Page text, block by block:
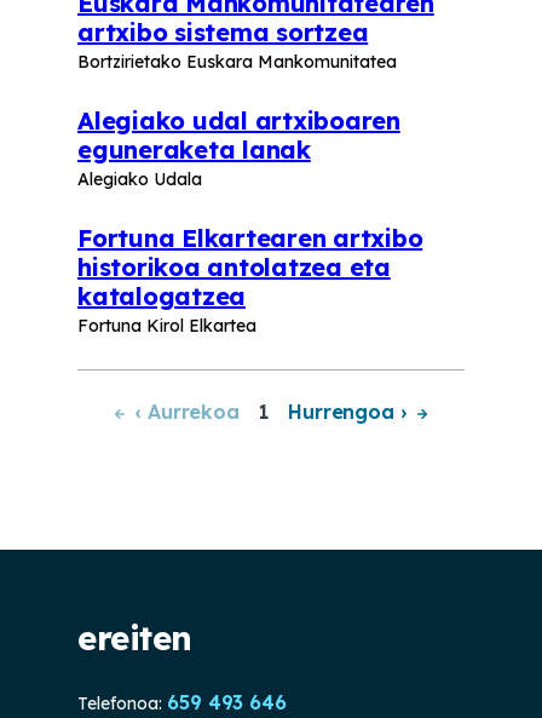
artxibo sistema sortzea
Bortzirietako Euskara Mankomunitatea
Alegiako udal artxiboaren
eguneraketa lanak
Alegiako Udala
Fortuna Elkartearen artxibo
historikoa antolatzea eta
katalogatzea
Fortuna Kirol Elkartea
‹ Aurrekoa 1 Hurrengoa ›
ereiten
Telefonoa: 659 493 646